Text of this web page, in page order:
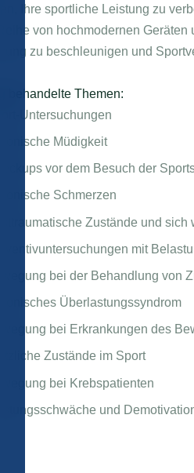
Ihre sportliche Leistung zu
von hochmodernen
zu beschleunigen und
behandelte Themen:
Untersuchungen
Müdigkeit
vor dem Besuch der
Schmerzen
Zustände und
mit
bei der Behandlung von
Überlastungssyndrom
bei Erkrankungen des
Zustände im Sport
bei Krebspatienten
und